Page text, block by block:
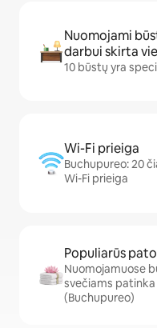
Nuomojami
darbui skirta
10 būstų yra
Wi-Fi prieiga
Buchupureo: 20
Wi-Fi prieiga
Populiarūs
Nuomojamuose
svečiams patinka
(Buchupureo)